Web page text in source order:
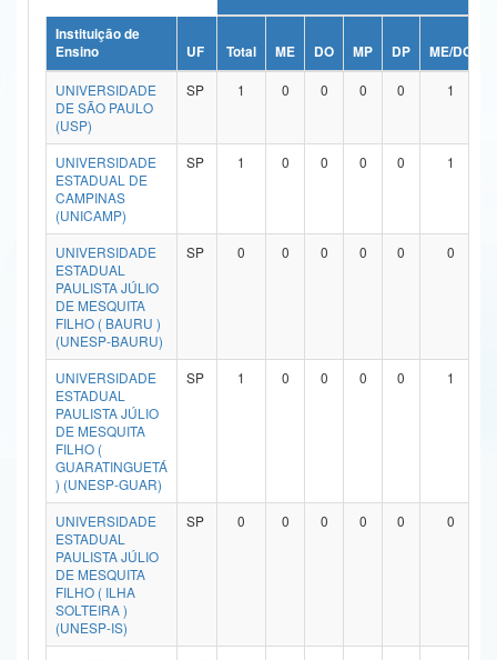
Ministério da Ciência, Tecnologia, Inovações e Comunicações
Ministério do Meio Ambiente
Ministério do Turismo
Ministério do Desenvolvimento Regional
Controladoria-Geral da União
Ministério da Mulher, da Família e dos Direitos Humanos
Secretaria-Geral
Secretaria de Governo
Gabinete de Segurança Institucional
Advocacia-Geral da União
Banco Central do Brasil
Instituição de
Ensino
UF Total ME DO MP DP ME/DO
UNIVERSIDADE
DE SÃO PAULO
(USP)
SP 1 0 0 0 0 1
UNIVERSIDADE
ESTADUAL DE
CAMPINAS
(UNICAMP)
SP 1 0 0 0 0 1
UNIVERSIDADE
ESTADUAL
PAULISTA JÚLIO
DE MESQUITA
FILHO ( BAURU )
(UNESP-BAURU)
SP 0 0 0 0 0 0
UNIVERSIDADE
ESTADUAL
PAULISTA JÚLIO
DE MESQUITA
FILHO (
GUARATINGUETÁ
) (UNESP-GUAR)
SP 1 0 0 0 0 1
UNIVERSIDADE
ESTADUAL
PAULISTA JÚLIO
DE MESQUITA
FILHO ( ILHA
SOLTEIRA )
(UNESP-IS)
SP 0 0 0 0 0 0